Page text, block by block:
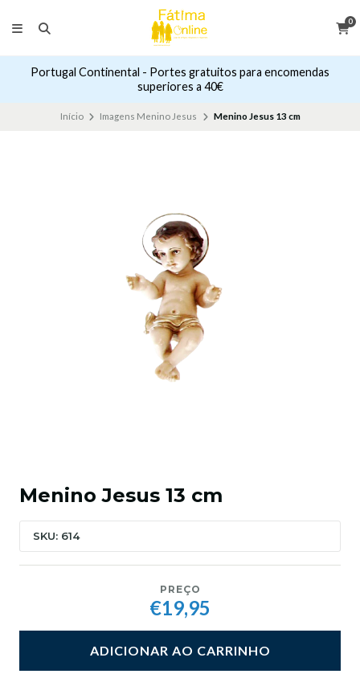
0
Portugal Continental - Portes gratuitos para encomendas
superiores a 40€
Início Imagens Menino Jesus Menino Jesus 13 cm
Menino Jesus 13 cm
SKU: 614
PREÇO
€19,95
ADICIONAR AO CARRINHO